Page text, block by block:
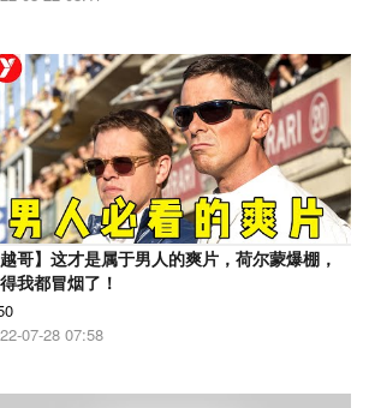
越哥】这才是属于男人的爽片，荷尔蒙爆棚，
我都冒烟了！
07-28 07:58